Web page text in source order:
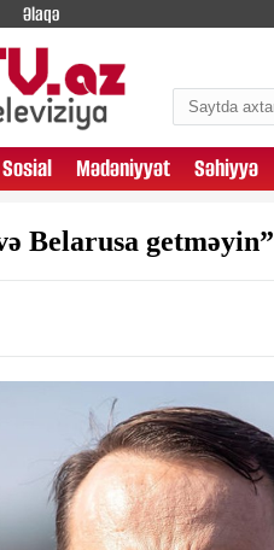
Əlaqə
Sosial Mədəniyyət Səhiyyə
Belarusa getməyin”